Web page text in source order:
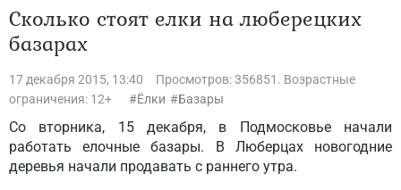
Сколько стоят елки на люберецких
базарах
17 декабря 2015, 13:40
Просмотров: 356851. Возрастные
ограничения: 12+
Ёлки Базары
Со вторника, 15 декабря, в Подмосковье начали
работать елочные базары. В Люберцах новогодние
деревья начали продавать с раннего утра.